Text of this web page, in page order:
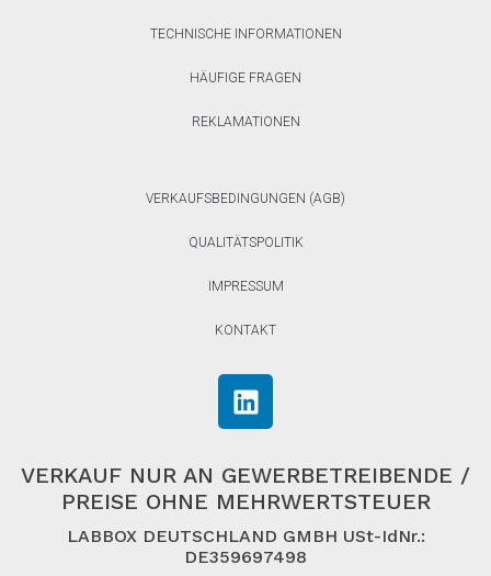
TECHNISCHE INFORMATIONEN
HÄUFIGE FRAGEN
REKLAMATIONEN
VERKAUFSBEDINGUNGEN (AGB)
QUALITÄTSPOLITIK
IMPRESSUM
KONTAKT
VERKAUF NUR AN GEWERBETREIBENDE /
PREISE OHNE MEHRWERTSTEUER
LABBOX DEUTSCHLAND GMBH USt-IdNr.:
DE359697498